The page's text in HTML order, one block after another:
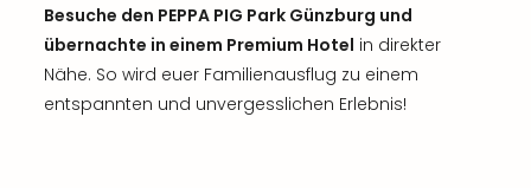
Besuche den PEPPA PIG Park Günzburg und
übernachte in einem Premium Hotel in direkter
Nähe. So wird euer Familienausflug zu einem
entspannten und unvergesslichen Erlebnis!